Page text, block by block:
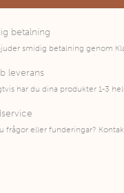
betalning
smidig betalning genom
leverans
har du dina produkter 1-3
frågor eller funderingar?